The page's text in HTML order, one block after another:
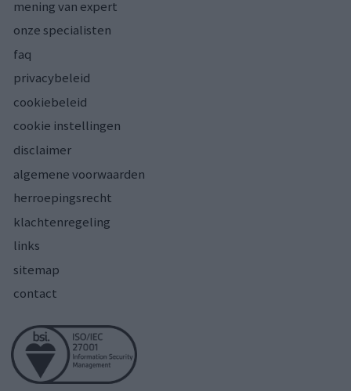
mening van expert
onze specialisten
faq
privacybeleid
cookiebeleid
cookie instellingen
disclaimer
algemene voorwaarden
herroepingsrecht
klachtenregeling
links
sitemap
contact